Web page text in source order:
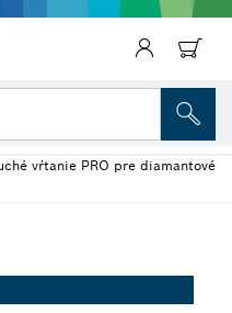
vŕtanie PRO pre diamantové
PRO Core